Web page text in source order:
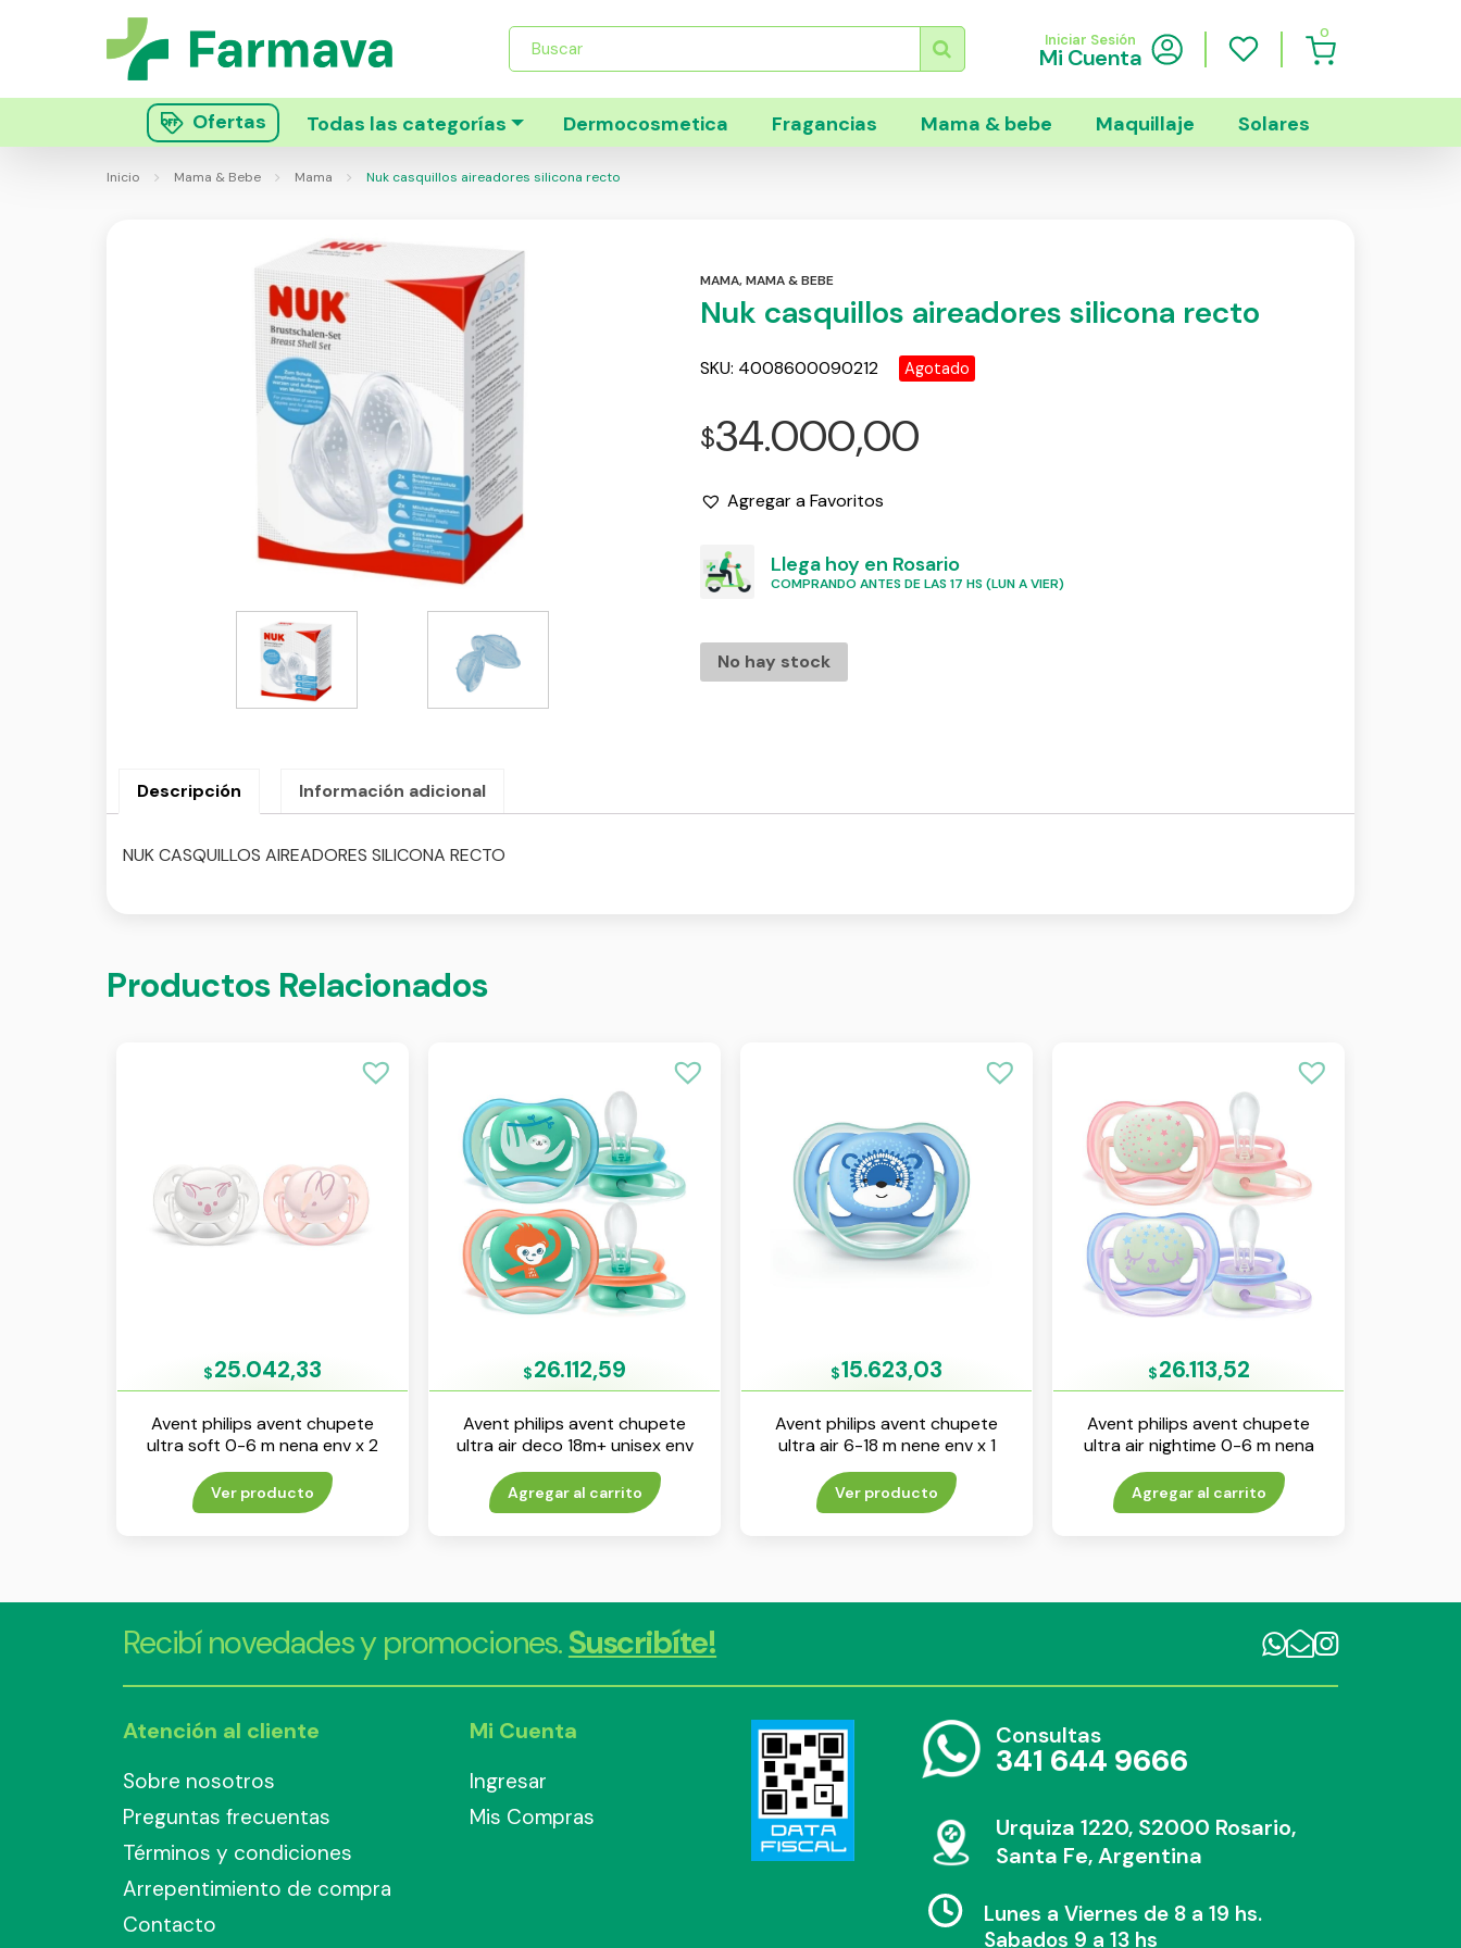
Búsqueda
productos
Iniciar Sesión
Mi Cuenta
0
Ofertas Todas las categorías Dermocosmetica Fragancias Mama & bebe Maquillaje Solares
Inicio Mama & Bebe Mama Nuk casquillos aireadores silicona recto
MAMA,MAMA & BEBE
Nuk casquillos aireadores silicona recto
SKU: 4008600090212 Agotado
$34.000,00
Agregar a Favoritos
Llega hoy en Rosario
COMPRANDO ANTES DE LAS 17 HS (LUN A VIER)
No hay stock
Descripción Información adicional
NUK CASQUILLOS AIREADORES SILICONA RECTO
Productos Relacionados
$25.042,33
Avent philips avent chupete
ultra soft 0-6 m nena env x 2
Ver producto
$26.112,59
Avent philips avent chupete
ultra air deco 18m+ unisex env
x 2
Agregar al carrito
$15.623,03
Avent philips avent chupete
ultra air 6-18 m nene env x 1
Ver producto
$26.113,52
Avent philips avent chupete
ultra air nightime 0-6 m nena
env x 2
Agregar al carrito
Recibí novedades y promociones.Suscribíte!
Atención al cliente
Sobre nosotros
Preguntas frecuentas
Términos y condiciones
Arrepentimiento de compra
Contacto
Mi Cuenta
Ingresar
Mis Compras
Consultas
341 644 9666
Urquiza 1220, S2000 Rosario,
Santa Fe, Argentina
Lunes a Viernes de 8 a 19 hs.
Sabados 9 a 13 hs